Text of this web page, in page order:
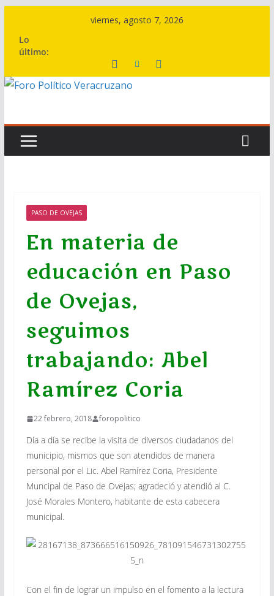
contenido
viernes, agosto 7, 2026
Lo
último:
PASO DE OVEJAS
En materia de
educación en Paso
de Ovejas,
seguimos
trabajando: Abel
Ramírez Coria
22 febrero, 2018 foropolitico
Día a día se recibe la visita de diversos ciudadanos del
municipio, mismos que son atendidos de manera
personal por el Lic. Abel Ramírez Coria, Presidente
Muncipal de Paso de Ovejas; agradeció y atendió al C.
José Morales Montero, habitante de esta cabecera
municipal.
Con el fin de lograr un impulso en el fomento a la lectura